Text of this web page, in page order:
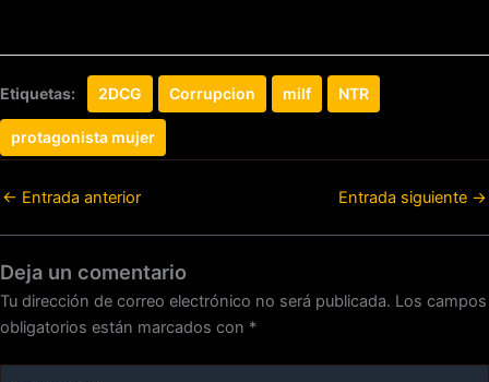
Etiquetas: 2DCG Corrupcion milf NTR
protagonista mujer
← Entrada anterior Entrada siguiente →
Deja un comentario
Tu dirección de correo electrónico no será publicada. Los campos
obligatorios están marcados con *